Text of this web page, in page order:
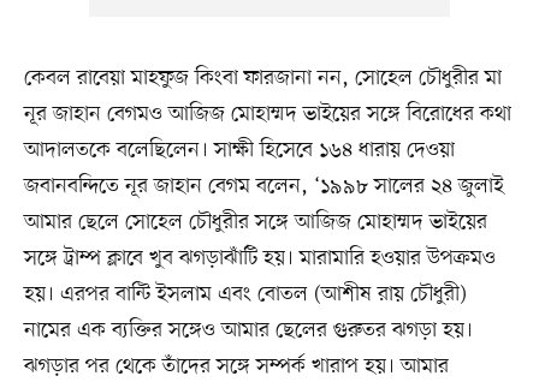
কেবল রাবেয়া মাহফুজ কিংবা ফারজানা নন, সোহেল চৌধুরীর মা
নূর জাহান বেগমও আজিজ মোহাম্মদ ভাইয়ের সঙ্গে বিরোধের কথা
আদালতকে বলেছিলেন। সাক্ষী হিসেবে ১৬৪ ধারায় দেওয়া
জবানবন্দিতে নূর জাহান বেগম বলেন, ‘১৯৯৮ সালের ২৪ জুলাই
আমার ছেলে সোহেল চৌধুরীর সঙ্গে আজিজ মোহাম্মদ ভাইয়ের
সঙ্গে ট্রাম্প ক্লাবে খুব ঝগড়াঝাঁটি হয়। মারামারি হওয়ার উপক্রমও
হয়। এরপর বান্টি ইসলাম এবং বোতল (আশীষ রায় চৌধুরী)
নামের এক ব্যক্তির সঙ্গেও আমার ছেলের গুরুতর ঝগড়া হয়।
ঝগড়ার পর থেকে তাঁদের সঙ্গে সম্পর্ক খারাপ হয়। আমার